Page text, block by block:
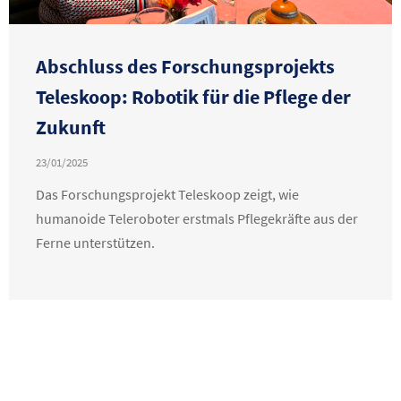
Abschluss des Forschungsprojekts
Teleskoop: Robotik für die Pflege der
Zukunft
23/01/2025
Das Forschungsprojekt Teleskoop zeigt, wie
humanoide Teleroboter erstmals Pflegekräfte aus der
Ferne unterstützen.